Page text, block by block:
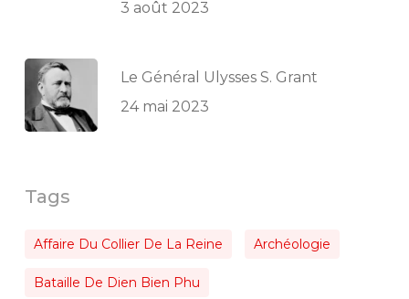
3 août 2023
Le Général Ulysses S. Grant
24 mai 2023
Tags
Affaire Du Collier De La Reine Archéologie
Bataille De Dien Bien Phu